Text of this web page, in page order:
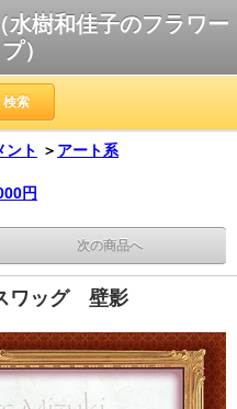
和佳子のフラワー
）
検索
ント ＞ アート系
円
次の商品へ
ワッグ 壁影